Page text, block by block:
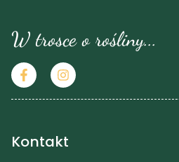
W trosce o rośliny...
Kontakt